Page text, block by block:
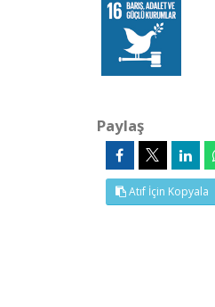
Paylaş
Atıf İçin Kopyala